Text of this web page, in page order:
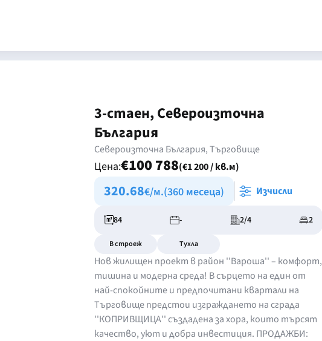
3-стаен, Североизточна
България
Североизточна България, Търговище
Цена:€100 788(€1 200 / кв.м)
320.68€/м.(360 месеца) Изчисли
84 - 2/4 2
В строеж Тухла
Нов жилищен проект в район ''Вароша'' – комфорт,
тишина и модерна среда! В сърцето на един от
най-спокойните и предпочитани квартали на
Търговище предстои изграждането на сграда
''КОПРИВЩИЦА'' създадена за хора, които търсят
качество, уют и добра инвестиция. ПРОДАЖБИ: